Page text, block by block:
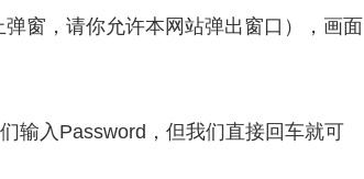
窗，请你允许本网站弹出窗口），画面
输入Password，但我们直接回车就可